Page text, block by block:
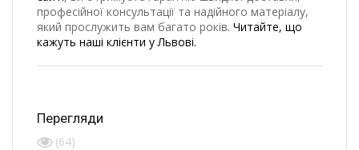
професійної консультації та надійного матеріалу,
який прослужить вам багато років. Читайте, що
кажуть наші клієнти у Львові.
Перегляди
(64)